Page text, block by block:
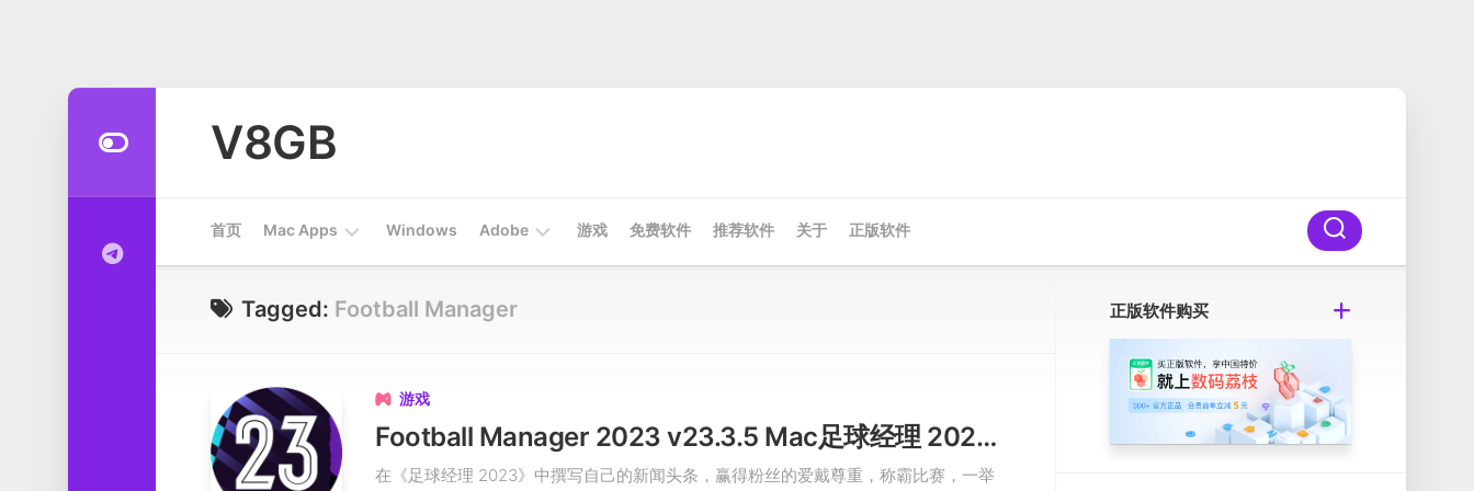
V8GB
首页 Mac Apps
Apps
工
具
系
统
Windows Adobe
Mac
游戏 免费软件 推荐软件 关于 正版软件
Tagged: Football Manager
 游戏
Football Manager 2023 v23.3.5 Mac足球经理 2023破解版
在《足球经理 2023》中撰写自己的新闻头条，赢得粉丝的爱戴尊重，称霸比赛，一举
正版软件购买